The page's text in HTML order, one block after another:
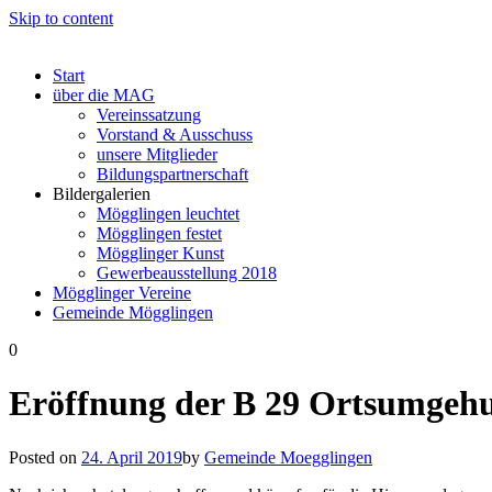
Skip to content
Start
über die MAG
Vereinssatzung
Vorstand & Ausschuss
unsere Mitglieder
Bildungspartnerschaft
Bildergalerien
Mögglingen leuchtet
Mögglingen festet
Mögglinger Kunst
Gewerbeausstellung 2018
Mögglinger Vereine
Gemeinde Mögglingen
0
Eröffnung der B 29
Posted on 24. April 2019by Gemeinde Moegglingen